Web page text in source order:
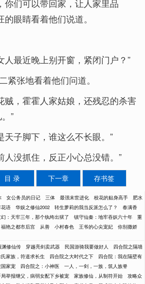
你们可以带回家，让人家里品
眼睛看着他们说道。
人最近晚上别开窗，紧闭门户？”
紧张地看着他们问道。
贼，霍霍人家姑娘，还残忍的杀害
”
天子脚下，谁这么不长眼。”
人没抓住，反正小心总没错。”
目 录 下一章 存书签
女公务员的日记 三体 最强末世进化 校花的贴身高手
肥水
语 华娱之修仙2002 转生萝莉的我当反派怎么了？
春满香
：天牢三年，那个纨绔出狱了 镇守仙秦：地牢吞妖六十年
重
福艳之都市后宫 从善 小村春色 王爷的心尖宠妃
你别撒娇
渊修仙传 穿越亮剑卖武器 民国游骑我要做好人
四合院之隔墙
家族，符道求长生 四合院之大时代之下
四合院：我在隔壁有
家宠 四合院之：小神医
一人，一剑，一族，筑人族脊
举报继父，病弱女配下乡被宠 家族修仙，从制符开始
攻略众